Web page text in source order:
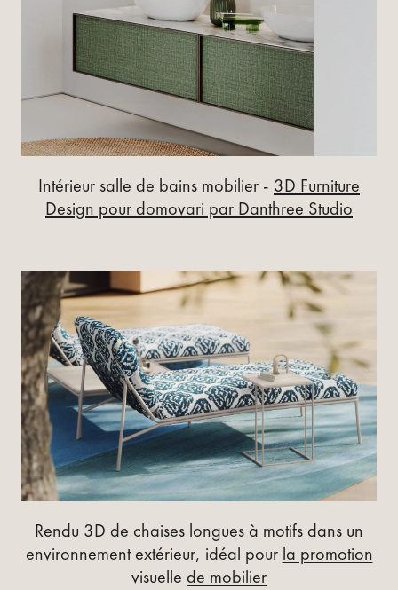
Intérieur salle de bains mobilier - 3D Furniture
Design pour domovari par Danthree Studio
Rendu 3D de chaises longues à motifs dans un
environnement extérieur, idéal pour la promotion
visuelle de mobilier